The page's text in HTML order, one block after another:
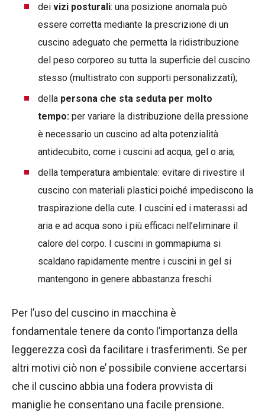
dei vizi posturali: una posizione anomala può
essere corretta mediante la prescrizione di un
cuscino adeguato che permetta la ridistribuzione
del peso corporeo su tutta la superficie del cuscino
stesso (multistrato con supporti personalizzati);
della persona che sta seduta per molto
tempo: per variare la distribuzione della pressione
è necessario un cuscino ad alta potenzialità
antidecubito, come i cuscini ad acqua, gel o aria;
della temperatura ambientale: evitare di rivestire il
cuscino con materiali plastici poiché impediscono la
traspirazione della cute. I cuscini ed i materassi ad
aria e ad acqua sono i più efficaci nell’eliminare il
calore del corpo. I cuscini in gommapiuma si
scaldano rapidamente mentre i cuscini in gel si
mantengono in genere abbastanza freschi.
Per l’uso del cuscino in macchina è
fondamentale tenere da conto l’importanza della
leggerezza così da facilitare i trasferimenti. Se per
altri motivi ciò non e’ possibile conviene accertarsi
che il cuscino abbia una fodera provvista di
maniglie he consentano una facile prensione.